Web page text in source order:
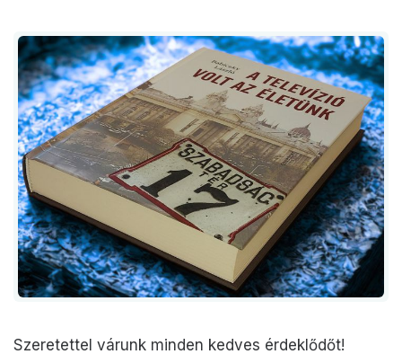
Szeretettel várunk minden kedves érdeklődőt!